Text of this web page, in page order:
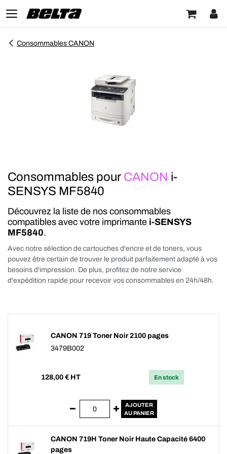
Consommables CANON
Consommables pour CANON i-
SENSYS MF5840
Découvrez la liste de nos consommables
compatibles avec votre imprimante i-SENSYS
MF5840.
Avec notre sélection de cartouches d'encre et de toners, vous
pouvez être certain de trouver le produit parfaitement adapté à vos
besoins d'impression. De plus, profitez de notre service
d'expédition rapide pour recevoir vos consommables en 24h/48h.
CANON 719 Toner Noir 2100 pages
3479B002
128,00 € HT En stock
AJOUTER
AU PANIER
CANON 719H Toner Noir Haute Capacité 6400
pages